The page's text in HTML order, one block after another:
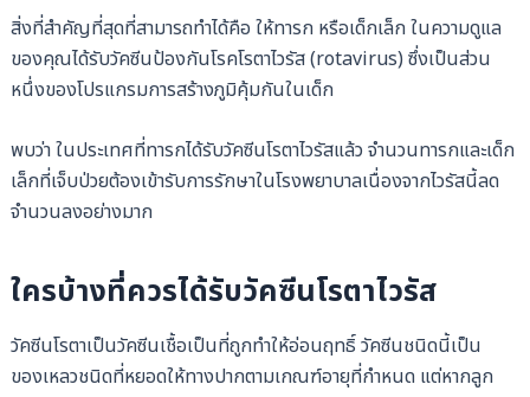
สิ่งที่สำคัญที่สุดที่สามารถทำได้คือ ให้ทารก หรือเด็กเล็ก ในความดูแล
ของคุณได้รับวัคซีนป้องกันโรคโรตาไวรัส (rotavirus) ซึ่งเป็นส่วน
หนึ่งของโปรแกรมการสร้างภูมิคุ้มกันในเด็ก
พบว่า ในประเทศที่ทารกได้รับวัคซีนโรตาไวรัสแล้ว จำนวนทารกและเด็ก
เล็กที่เจ็บป่วยต้องเข้ารับการรักษาในโรงพยาบาลเนื่องจากไวรัสนี้ลด
จำนวนลงอย่างมาก
ใครบ้างที่ควรได้รับวัคซีนโรตาไวรัส
วัคซีนโรตาเป็นวัคซีนเชื้อเป็นที่ถูกทำให้อ่อนฤทธิ์ วัคซีนชนิดนี้เป็น
ของเหลวชนิดที่หยอดให้ทางปากตามเกณฑ์อายุที่กำหนด แต่หากลูก